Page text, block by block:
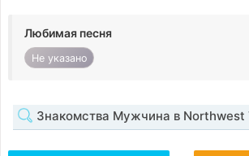
Любимая песня
Не указано
Знакомства Мужчина в